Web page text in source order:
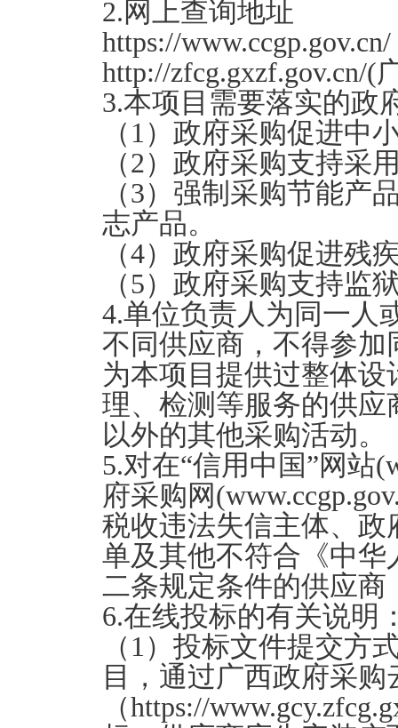
2.网上查询地址
https://
http://zfcg.gxzf.gov.cn/(
3.本项目需要落实的政
（1）政府采购促进中
（2）政府采购支持采
（3）强制采购节能产
志产品。
（4）政府采购促进残
（5）政府采购支持监
4.单位负责人为同一人
不同供应商，不得参
为本项目提供过整体
理、检测等服务的供
以外的其他采购活动。
5.对在“信用中国”网站
府采购网
税收违法失信主体、
单及其他不符合《中
二条规定条件的供应
6.在线投标的有关说明
（1）投标文件提交方
目，通过广西政府采购
（https://